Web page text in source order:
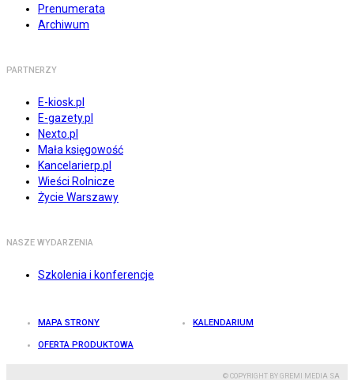
Prenumerata
Archiwum
PARTNERZY
E-kiosk.pl
E-gazety.pl
Nexto.pl
Mała księgowość
Kancelarierp.pl
Wieści Rolnicze
Życie Warszawy
NASZE WYDARZENIA
Szkolenia i konferencje
MAPA STRONY KALENDARIUM
OFERTA PRODUKTOWA
© COPYRIGHT BY GREMI MEDIA SA